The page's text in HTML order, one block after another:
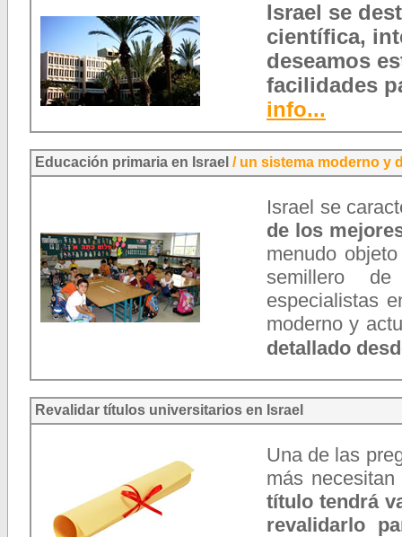
Israel se
científica,
deseamos
facilidades
info...
Educación primaria en Israel / un sistema moderno y
Israel se
de los
menudo
semillero
especialistas
moderno y
detallado
Revalidar títulos universitarios en Israel
Una de las
más
título tendrá
revalidarlo